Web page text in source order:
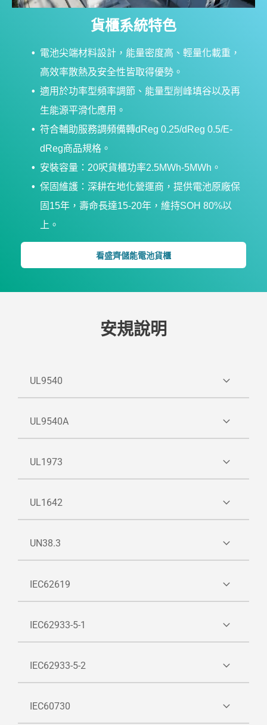
貨櫃系統特色
電池尖端材料設計，能量密度高、輕量化載重，
高效率散熱及安全性皆取得優勢。
適用於功率型頻率調節、能量型削峰填谷以及再
生能源平滑化應用。
符合輔助服務調頻備轉dReg 0.25/dReg 0.5/E-
dReg商品規格。
安裝容量：20呎貨櫃功率2.5MWh-5MWh。
保固維護：深耕在地化營運商，提供電池原廠保
固15年，壽命長達15-20年，維持SOH 80%以
上。
看盛齊儲能電池貨櫃
安規說明
UL9540
UL9540 測試主要分為三大塊：常規電氣測試、環
境測試、溫升測試。
UL 9540 為儲能系統的安全性標準，並無限定使
UL9540A
UL 9540A 的測試報告主要從四個層級對儲能系統
熱失控蔓延的情況進行評估，包括電芯、模塊、
機櫃、安裝層級測試。
UL1973
適用於意旨安裝在車內或有遮蓋的室內等鐵路變
電站等位置。輕型電動軌道（LER）應用和固定軌
道應用，例如軌道變電站。
UL1642
意旨電池用作能量來源的一次（不可重複充電）
和二次（可重複充電）鋰電池。 這些電池包括金
屬Li 或Li 合金，或Li 離子，電池可以由一個單獨
爆炸, 起火, 漏液等可能造成危害之情形。
UN38.3
指在聯合國針對危險品運輸專門製定的《聯合國
危險物品運輸試驗和標準手冊》的第3部分38. 3
款，即要求鋰電池運輸前，必須要通過高度模
IEC62619
是針對儲能和工業用鋰離子電池的安全標準，包
含鋰離子電池芯和電池包的安全評估，定義工業
用的二次鋰電池芯與電池組的性能要求。
IEC62933-5-1
該標準之主要目的為確保儲能系統在公用事業公
司、系統集成商、運營商和最終用戶的使用安
全；其也拆解並評估儲能系統中所使用的相關零
組件之互相搭配安全。
IEC62933-5-2
規定儲能系統對於現場操作人員的安全要求，且
評估併網儲能系統在運作中與周圍環境之安全問
IEC60730